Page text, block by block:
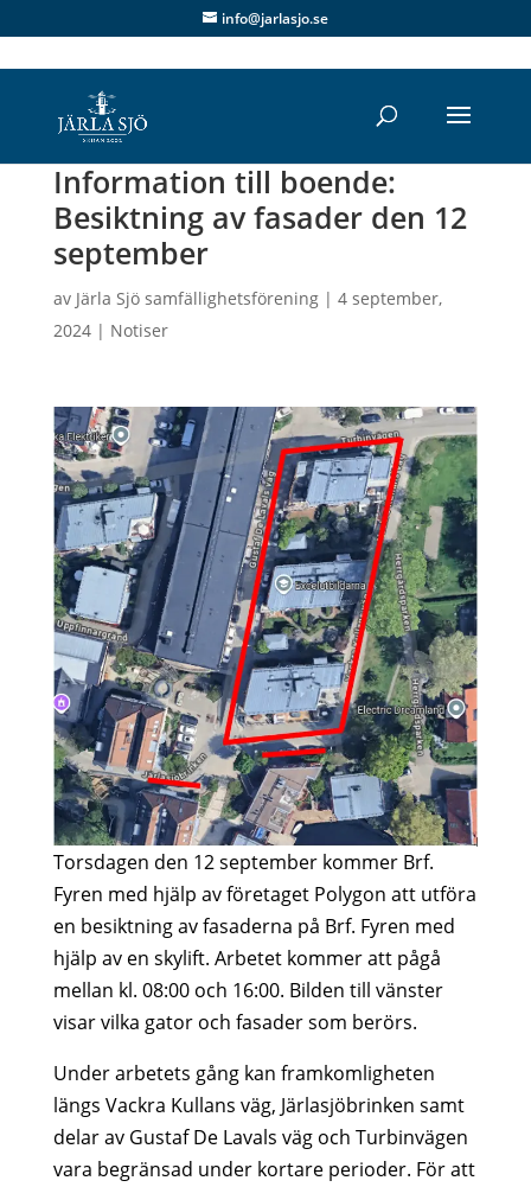
info@jarlasjo.se
Information till boende:
Besiktning av fasader den 12
september
av Järla Sjö samfällighetsförening| 4 september,
2024| Notiser
Torsdagen den 12 september kommer Brf.
Fyren med hjälp av företaget Polygon att utföra
en besiktning av fasaderna på Brf. Fyren med
hjälp av en skylift. Arbetet kommer att pågå
mellan kl. 08:00 och 16:00. Bilden till vänster
visar vilka gator och fasader som berörs.
Under arbetets gång kan framkomligheten
längs Vackra Kullans väg, Järlasjöbrinken samt
delar av Gustaf De Lavals väg och Turbinvägen
vara begränsad under kortare perioder. För att